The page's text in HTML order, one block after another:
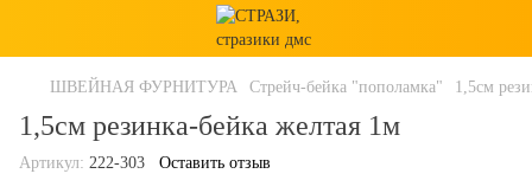
ШВЕЙНАЯ ФУРНИТУРА Стрейч-бейка "пополамка" 1,5см
1,5см резинка-бейка желтая 1м
Артикул: 222-303 Оставить отзыв